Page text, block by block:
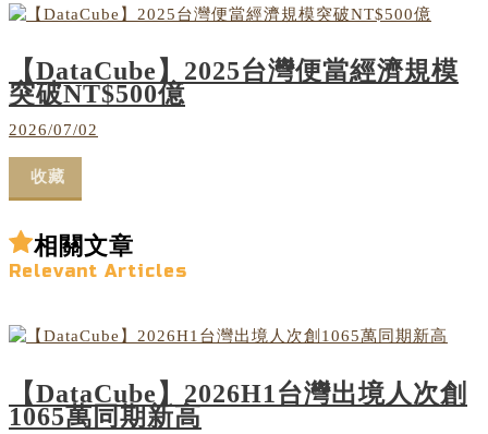
【DataCube】2025台灣便當經濟規模
突破NT$500億
2026/07/02
收藏
相關文章
Relevant Articles
【DataCube】2026H1台灣出境人次創
1065萬同期新高